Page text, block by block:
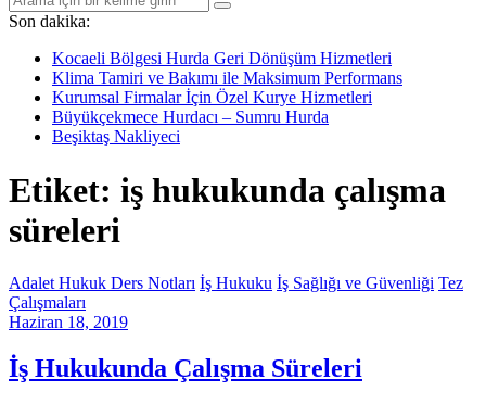
Son dakika:
Kocaeli Bölgesi Hurda Geri Dönüşüm Hizmetleri
Klima Tamiri ve Bakımı ile Maksimum Performans
Kurumsal Firmalar İçin Özel Kurye Hizmetleri
Büyükçekmece Hurdacı – Sumru Hurda
Beşiktaş Nakliyeci
Etiket: iş hukukunda çalışma
süreleri
Adalet Hukuk Ders Notları İş Hukuku İş Sağlığı ve Güvenliği Tez
Çalışmaları
Haziran 18, 2019
İş Hukukunda Çalışma Süreleri